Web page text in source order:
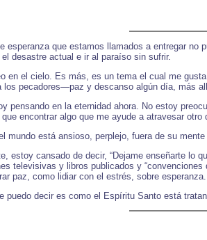
esperanza que estamos llamados a entregar
desastre actual e ir al paraíso sin sufrir.
en el cielo. Es más, es un tema el cual me
los pecadores—paz y descanso algún día, más
pensando en la eternidad ahora. No estoy
encontrar algo que me ayude a atravesar
mundo está ansioso, perplejo, fuera de su
estoy cansado de decir, “Dejame enseñarte lo
televisivas y libros publicados y
paz, como lidiar con el estrés, sobre
puedo decir es como el Espíritu Santo está